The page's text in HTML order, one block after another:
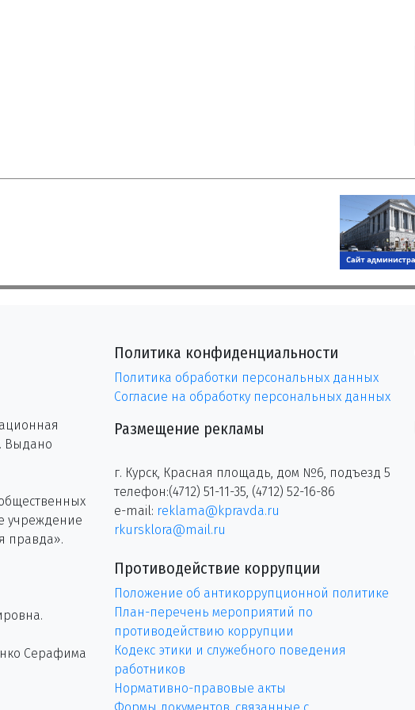
Выдано
учреждение
правда».
Серафима
Политика конфиденциальности
Политика обработки персональных данных
Согласие на обработку персональных данных
Размещение рекламы
г. Курск, Красная площадь, дом №6, подъезд 5
телефон:(4712) 51-11-35, (4712) 52-16-86
e-mail: reklama@kpravda.ru
rkursklora@mail.ru
Противодействие коррупции
Положение об антикоррупционной политике
План-перечень мероприятий по
противодействию коррупции
Кодекс этики и служебного поведения
работников
Нормативно-правовые акты